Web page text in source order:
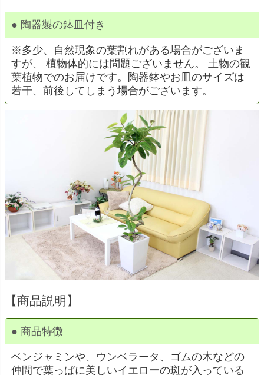
● 陶器製の鉢皿付き
※多少、自然現象の葉割れがある場合がございま
すが、 植物体的には問題ございません。 土物の観
葉植物でのお届けです。陶器鉢やお皿のサイズは
若干、前後してしまう場合がございます。
【商品説明】
● 商品特徴
ベンジャミンや、ウンベラータ、ゴムの木などの
仲間で葉っぱに美しいイエローの斑が入っている